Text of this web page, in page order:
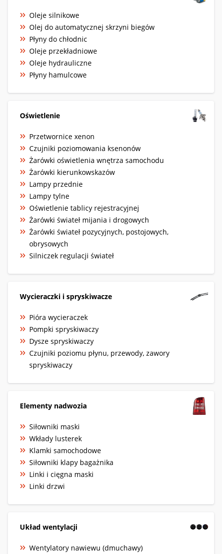
Oleje silnikowe
Olej do automatycznej skrzyni biegów
Płyny do chłodnic
Oleje przekładniowe
Oleje hydrauliczne
Płyny hamulcowe
Oświetlenie
Przetwornice xenon
Czujniki poziomowania ksenonów
Żarówki oświetlenia wnętrza samochodu
Żarówki kierunkowskazów
Lampy przednie
Lampy tylne
Oświetlenie tablicy rejestracyjnej
Żarówki świateł mijania i drogowych
Żarówki świateł pozycyjnych, postojowych,
obrysowych
Silniczek regulacji świateł
Wycieraczki i spryskiwacze
Pióra wycieraczek
Pompki spryskiwaczy
Dysze spryskiwaczy
Czujniki poziomu płynu, przewody, zawory
spryskiwaczy
Elementy nadwozia
Siłowniki maski
Wkłady lusterek
Klamki samochodowe
Siłowniki klapy bagażnika
Linki i cięgna maski
Linki drzwi
Układ wentylacji
Wentylatory nawiewu (dmuchawy)